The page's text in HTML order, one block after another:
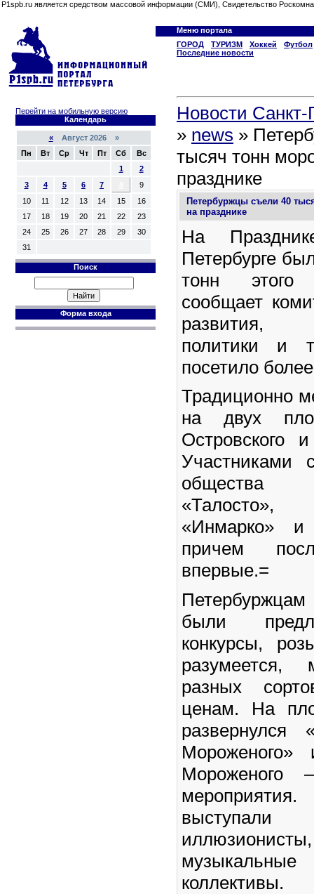
P1spb.ru является средством массовой информации (СМИ), Свидетельство
Меню портала
ГОРОД
ТУРИЗМ Хоккей
Футбол
Последние новости
Перейти на мобильную версию
Календарь
«Август 2026 »
Пн
Вт Ср Чт Пт Сб
Вс
1
2
3
4 5 6 7
9
10
11 12 13 14 15
16
17
18 19 20 21 22
23
24
25 26 27 28 29
30
31
Поиск
Форма входа
Новости Санкт-
» news »
тысяч тонн
празднике
Петербуржцы съели 40
на празднике
На
Петербурге
тонн этого
сообщает
развития,
политики и
посетило
Традиционно
на двух
Островского
Участниками
общества
«Инмарко» и
причем
впервые.=
были
конкурсы,
разумеется,
разных
ценам. На
развернулся
коллективы.